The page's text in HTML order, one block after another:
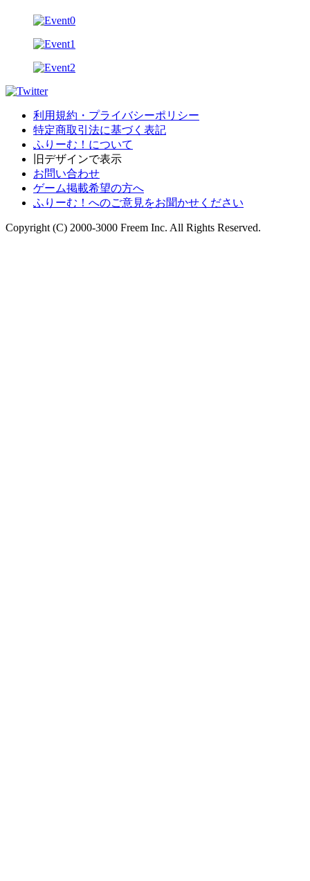
利用規約・プライバシーポリシー
特定商取引法に基づく表記
ふりーむ！について
旧デザインで表示
お問い合わせ
ゲーム掲載希望の方へ
ふりーむ！へのご意見をお聞かせください
Copyright (C) 2000-3000 Freem Inc. All Rights Reserved.